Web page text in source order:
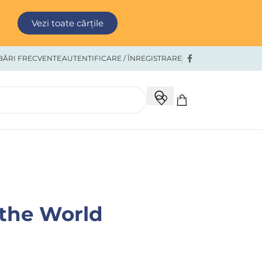
Vezi toate cărțile
FRECVENTEAUTENTIFICARE / ÎNREGISTRARE
World